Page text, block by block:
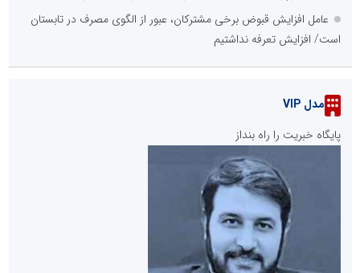
عامل افزایش قبوض برخی مشترکان، عبور از الگوی مصرف در تابستان
است/ افزایش تعرفه نداشتیم
مدل VIP
پایگاه خبریت را راه بنداز